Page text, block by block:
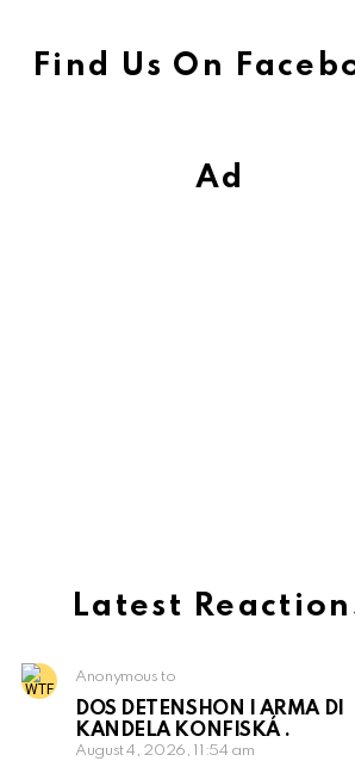
Find Us On
Ad
Latest
Anonymous to
DOS DETENSHON I ARMA DI
KANDELA KONFISKÁ .
August 4, 2026, 11:54 am